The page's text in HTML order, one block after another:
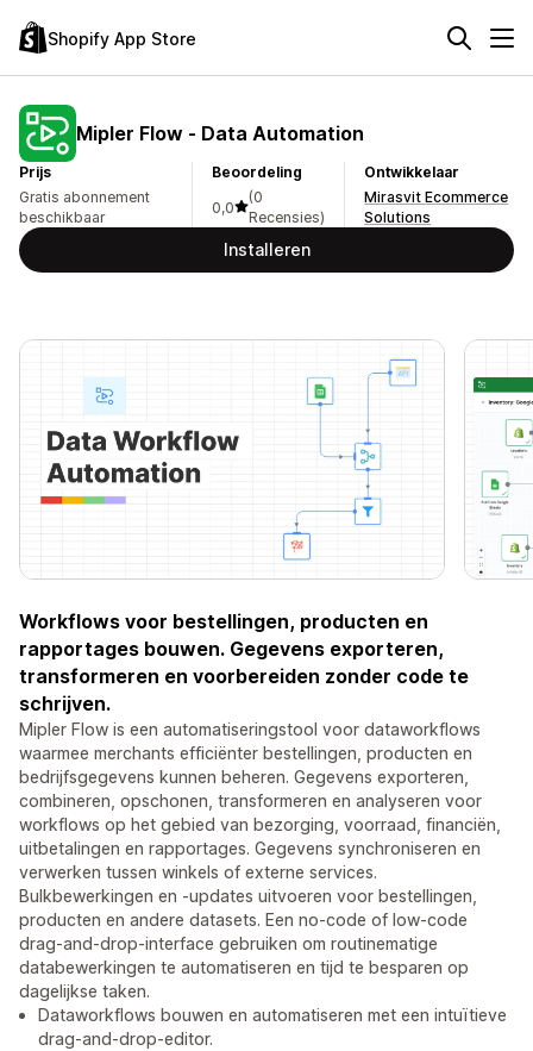
Shopify App Store
Mipler Flow ‑ Data Automation
Prijs
Gratis abonnement
beschikbaar
Beoordeling
0,0
(0
Recensies)
Ontwikkelaar
Mirasvit Ecommerce
Solutions
Installeren
Workflows voor bestellingen, producten en
rapportages bouwen. Gegevens exporteren,
transformeren en voorbereiden zonder code te
schrijven.
Mipler Flow is een automatiseringstool voor dataworkflows
waarmee merchants efficiënter bestellingen, producten en
bedrijfsgegevens kunnen beheren. Gegevens exporteren,
combineren, opschonen, transformeren en analyseren voor
workflows op het gebied van bezorging, voorraad, financiën,
uitbetalingen en rapportages. Gegevens synchroniseren en
verwerken tussen winkels of externe services.
Bulkbewerkingen en -updates uitvoeren voor bestellingen,
producten en andere datasets. Een no-code of low-code
drag-and-drop-interface gebruiken om routinematige
databewerkingen te automatiseren en tijd te besparen op
dagelijkse taken.
Dataworkflows bouwen en automatiseren met een intuïtieve
drag-and-drop-editor.